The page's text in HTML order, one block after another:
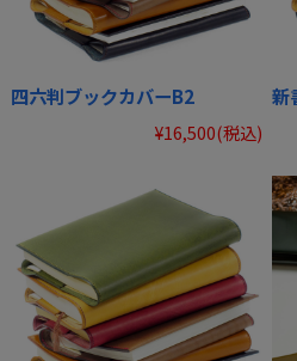
四六判ブックカバーB2
¥16,500(税込)
新